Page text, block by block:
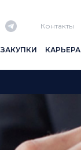
Контакты
ЗАКУПКИ КАРЬЕРА